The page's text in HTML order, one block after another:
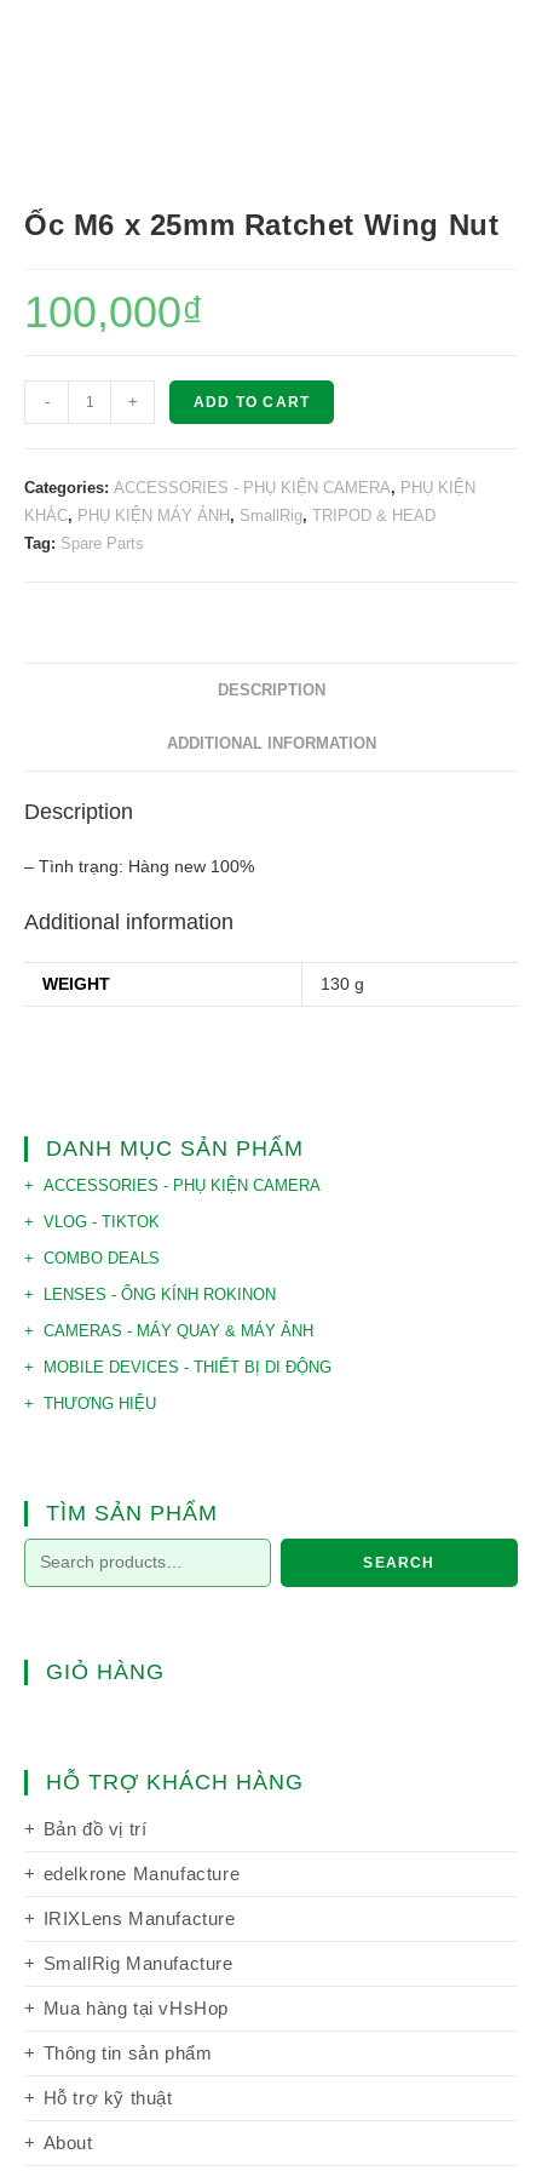
Ốc M6 x 25mm Ratchet Wing Nut
100,000₫
M6
25mm
Ratchet
Wing
- + ADD TO CART
Categories: ACCESSORIES - PHỤ KIỆN CAMERA, PHỤ KIỆN
KHÁC, PHỤ KIỆN MÁY ẢNH , SmallRig, TRIPOD & HEAD
Tag: Spare Parts
DESCRIPTION
ADDITIONAL INFORMATION
Description
– Tình trạng: Hàng new 100%
Additional information
WEIGHT 130 g
DANH MỤC SẢN PHẨM
ACCESSORIES - PHỤ KIỆN CAMERA
VLOG - TIKTOK
COMBO DEALS
LENSES - ỐNG KÍNH ROKINON
CAMERAS - MÁY QUAY & MÁY ẢNH
MOBILE DEVICES - THIẾT BỊ DI ĐỘNG
THƯƠNG HIỆU
TÌM SẢN PHẨM
SEARCH
GIỎ HÀNG
HỖ TRỢ KHÁCH HÀNG
Bản đồ vị trí
edelkrone Manufacture
IRIXLens Manufacture
SmallRig Manufacture
Mua hàng tại vHsHop
Thông tin sản phẩm
Hỗ trợ kỹ thuật
About